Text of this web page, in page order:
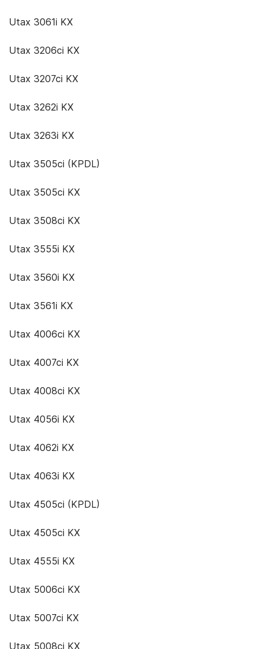
Utax 3061i KX
Utax 3206ci KX
Utax 3207ci KX
Utax 3262i KX
Utax 3263i KX
Utax 3505ci (KPDL)
Utax 3505ci KX
Utax 3508ci KX
Utax 3555i KX
Utax 3560i KX
Utax 3561i KX
Utax 4006ci KX
Utax 4007ci KX
Utax 4008ci KX
Utax 4056i KX
Utax 4062i KX
Utax 4063i KX
Utax 4505ci (KPDL)
Utax 4505ci KX
Utax 4555i KX
Utax 5006ci KX
Utax 5007ci KX
Utax 5008ci KX